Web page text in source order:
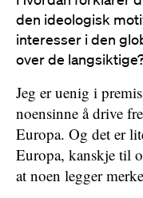
den ideologisk
interesser i den
over de
Jeg er uenig i
noensinne å drive
Europa. Og det er
Europa, kanskje til
at noen legger